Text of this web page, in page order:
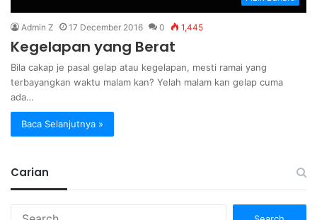
Admin Z 17 December 2016 0 1,445
Kegelapan yang Berat
Bila cakap je pasal gelap atau kegelapan, mesti ramai yang
terbayangkan waktu malam kan? Yelah malam kan gelap cuma
ada…
Baca Selanjutnya »
Carian